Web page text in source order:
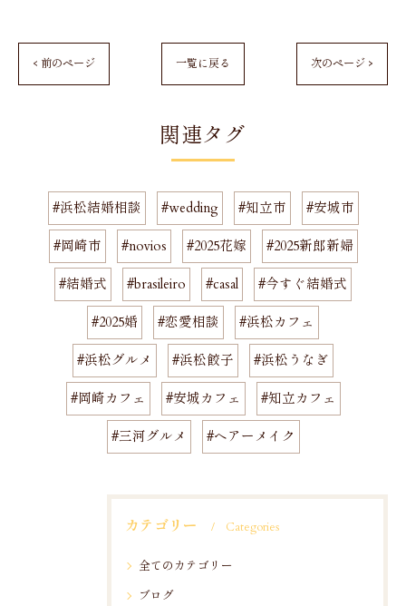
< 前のページ 一覧に戻る 次のページ >
関連タグ
#浜松結婚相談 #wedding #知立市 #安城市
#岡崎市 #novios #2025花嫁 #2025新郎新婦
#結婚式 #brasileiro #casal #今すぐ結婚式
#2025婚 #恋愛相談 #浜松カフェ
#浜松グルメ #浜松餃子 #浜松うなぎ
#岡崎カフェ #安城カフェ #知立カフェ
#三河グルメ #ヘアーメイク
カテゴリー Categories
全てのカテゴリー
ブログ